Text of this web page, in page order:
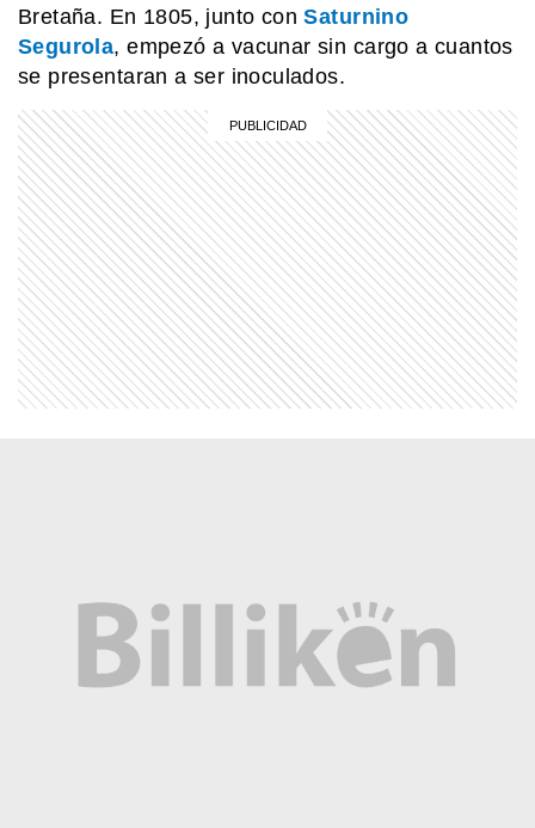
Bretaña. En 1805, junto conSaturnino
Segurola, empezó a vacunar sin cargo a cuantos
se presentaran a ser inoculados.
MI PAIS
Luis Agote: el médico argentino que
cambió la historia de la transfusión
sanguínea
EL MUNDO
Martín pescador oriental: el pájaro
diminuto que sorprende con sus
colores
COMUNIDAD EDUCATIVA
¿Cómo se hace una infografía clara y
atractiva?
SABER MAS